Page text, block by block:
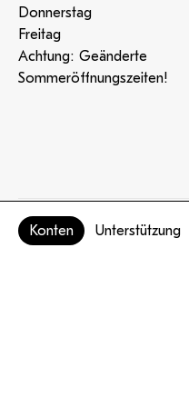
Konten Unterstützung
Donnerstag
Freitag
Achtung: Geänderte
Sommeröffnungszeiten!
Mensa